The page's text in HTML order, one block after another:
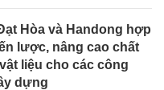
Hòa và Handong hợp
lược, nâng cao chất
liệu cho các công
dựng